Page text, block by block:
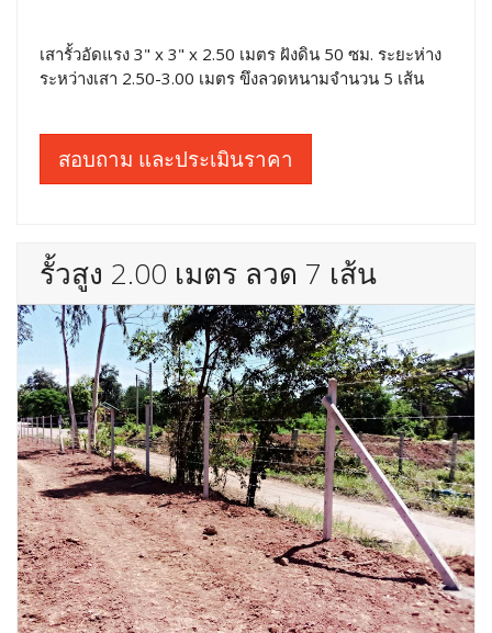
เสารั้วอัดแรง 3" x 3" x 2.50 เมตร ฝังดิน 50 ซม. ระยะห่าง
ระหว่างเสา 2.50-3.00 เมตร ขึงลวดหนามจำนวน 5 เส้น
สอบถาม และประเมินราคา
รั้วสูง 2.00 เมตร ลวด 7 เส้น